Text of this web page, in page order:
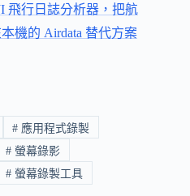
飛行日誌分析器，把航
機的 Airdata 替代方案
# 應用程式錄製
# 螢幕錄影
# 螢幕錄製工具